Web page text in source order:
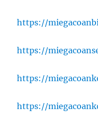
https://
https://
https://
https://